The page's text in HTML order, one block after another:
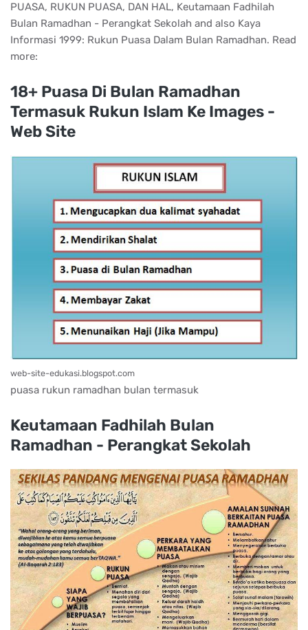
PUASA, RUKUN PUASA, DAN HAL, Keutamaan Fadhilah
Bulan Ramadhan - Perangkat Sekolah and also Kaya
Informasi 1999: Rukun Puasa Dalam Bulan Ramadhan. Read
more:
18+ Puasa Di Bulan Ramadhan
Termasuk Rukun Islam Ke Images -
Web Site
web-site-edukasi.blogspot.com
puasa rukun ramadhan bulan termasuk
Keutamaan Fadhilah Bulan
Ramadhan - Perangkat Sekolah